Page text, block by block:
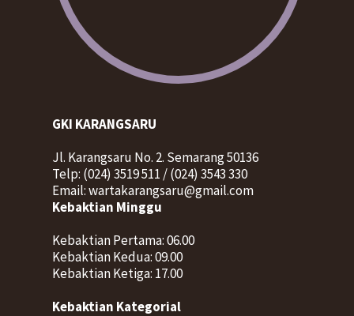
GKI KARANGSARU
Jl. Karangsaru No. 2. Semarang 50136
Telp: (024) 3519 511 / (024) 3543 330
Email: wartakarangsaru@gmail.com
Kebaktian Minggu
Kebaktian Pertama: 06.00
Kebaktian Kedua: 09.00
Kebaktian Ketiga: 17.00
Kebaktian Kategorial